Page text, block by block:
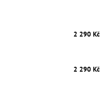
2 290 Kč
2 290 Kč